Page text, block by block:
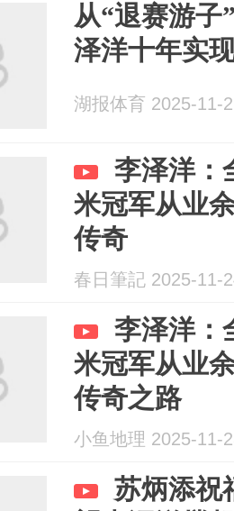
从“退赛游子
泽洋十年实
湖报体育 2025-11-
李泽洋：
米冠军从业
传奇
春日筆記 2025-11-
李泽洋：
米冠军从业
传奇之路
小鱼地理 2025-11-
苏炳添祝